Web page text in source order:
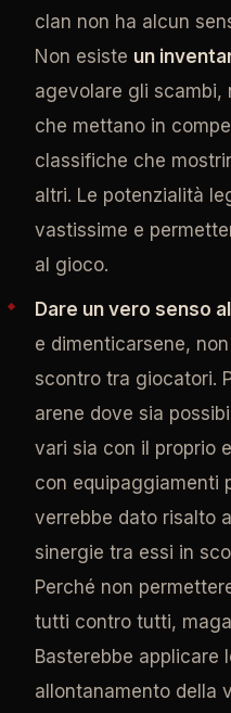
clan non ha alcun
Non esiste un
agevolare gli
che mettano in
classifiche che
altri. Le potenzialità
vastissime e
al gioco.
Dare un vero senso
e dimenticarsene,
scontro tra giocatori.
arene dove sia
vari sia con il proprio
con equipaggiamenti
verrebbe dato risalto
sinergie tra essi in
Perché non
tutti contro tutti,
Basterebbe applicare
allontanamento della